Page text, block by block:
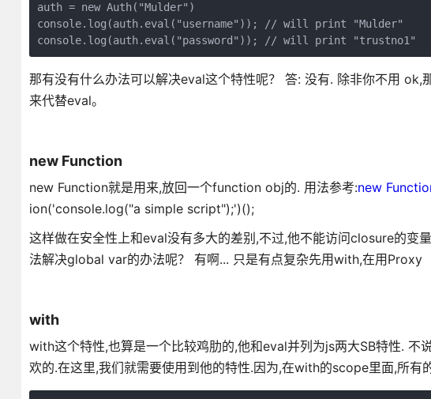
auth = new Auth("Mulder")
console.log(auth.eval("username")); // will print "Mulder"
console.log(auth.eval("password")); // will print "trustno1"
那有没有什么办法可以解决eval这个特性呢？ 答: 没有. 除非你不用
来代替eval。
new Function
new Function就是用来,放回一个function obj的. 用法参考:new
ion('console.log("a simple script");')();
这样做在安全性上和eval没有多大的差别,不过,他不能访问closure的变
法解决global var的办法呢？ 有啊... 只是有点复杂先用with,在用Proxy
with
with这个特性,也算是一个比较鸡肋的,他和eval并列为js两大SB特性.
欢的.在这里,我们就需要使用到他的特性.因为,在with的scope里面,所有